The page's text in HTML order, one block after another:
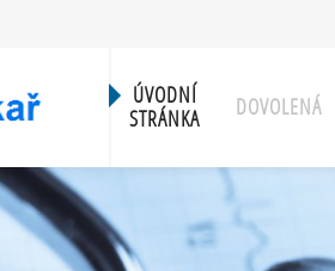
ÚVODNÍ
STRÁNKA
DOVOLENÁ